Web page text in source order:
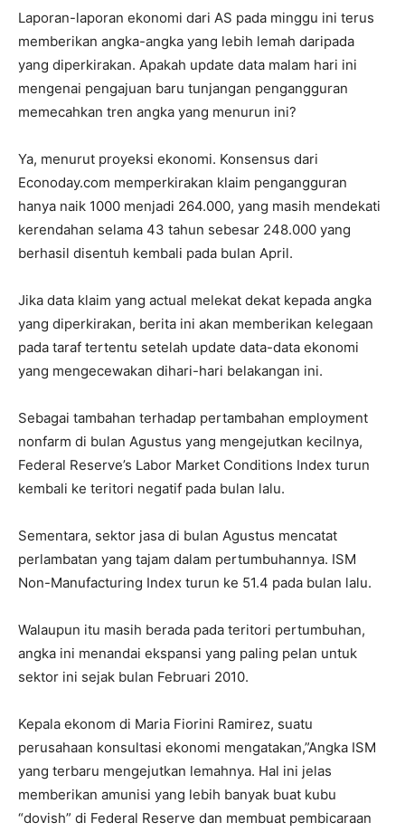
Laporan-laporan ekonomi dari AS pada minggu ini terus
memberikan angka-angka yang lebih lemah daripada
yang diperkirakan. Apakah update data malam hari ini
mengenai pengajuan baru tunjangan pengangguran
memecahkan tren angka yang menurun ini?
Ya, menurut proyeksi ekonomi. Konsensus dari
Econoday.com memperkirakan klaim pengangguran
hanya naik 1000 menjadi 264.000, yang masih mendekati
kerendahan selama 43 tahun sebesar 248.000 yang
berhasil disentuh kembali pada bulan April.
Jika data klaim yang actual melekat dekat kepada angka
yang diperkirakan, berita ini akan memberikan kelegaan
pada taraf tertentu setelah update data-data ekonomi
yang mengecewakan dihari-hari belakangan ini.
Sebagai tambahan terhadap pertambahan employment
nonfarm di bulan Agustus yang mengejutkan kecilnya,
Federal Reserve’s Labor Market Conditions Index turun
kembali ke teritori negatif pada bulan lalu.
Sementara, sektor jasa di bulan Agustus mencatat
perlambatan yang tajam dalam pertumbuhannya. ISM
Non-Manufacturing Index turun ke 51.4 pada bulan lalu.
Walaupun itu masih berada pada teritori pertumbuhan,
angka ini menandai ekspansi yang paling pelan untuk
sektor ini sejak bulan Februari 2010.
Kepala ekonom di Maria Fiorini Ramirez, suatu
perusahaan konsultasi ekonomi mengatakan,”Angka ISM
yang terbaru mengejutkan lemahnya. Hal ini jelas
memberikan amunisi yang lebih banyak buat kubu
“dovish” di Federal Reserve dan membuat pembicaraan